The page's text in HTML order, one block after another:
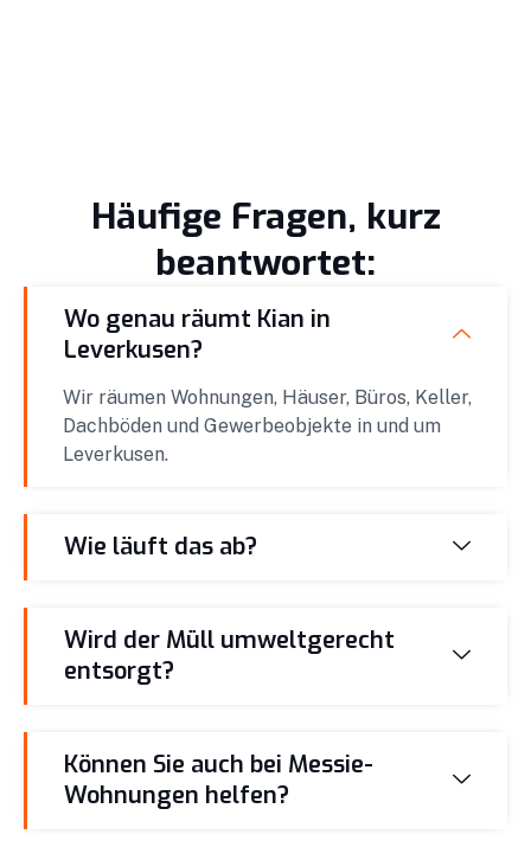
Häufige Fragen, kurz
beantwortet:
Wo genau räumt Kian in
Leverkusen?
Wir räumen Wohnungen, Häuser, Büros, Keller,
Dachböden und Gewerbeobjekte in und um
Leverkusen.
Wie läuft das ab?
Wird der Müll umweltgerecht
entsorgt?
Können Sie auch bei Messie-
Wohnungen helfen?